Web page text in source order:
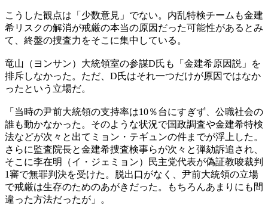
こうした観点は「少数意見」でない。内乱特検チームも金建
希リスクの解消が戒厳の本当の原因だった可能性があるとみ
て、終盤の捜査力をそこに集中している。
竜山（ヨンサン）大統領室の参謀D氏も「金建希原因説」を
排斥しなかった。ただ、D氏はそれ一つだけが原因ではなか
ったという立場だ。
「当時の尹前大統領の支持率は10％台にすぎず、公職社会の
誰も動かなかった。そのような状況で国政調査や金建希特検
法などが次々と出てミョン・テギュンの件までが浮上した。
さらに監査院長と金建希捜査検事らが次々と弾劾訴追され、
そこに李在明（イ・ジェミョン）民主党代表が偽証教唆裁判
1審で無罪判決を受けた。脱出口がなく、尹前大統領の立場
で戒厳は生存のためのあがきだった。もちろんあまりにも間
違った方法だったが」。